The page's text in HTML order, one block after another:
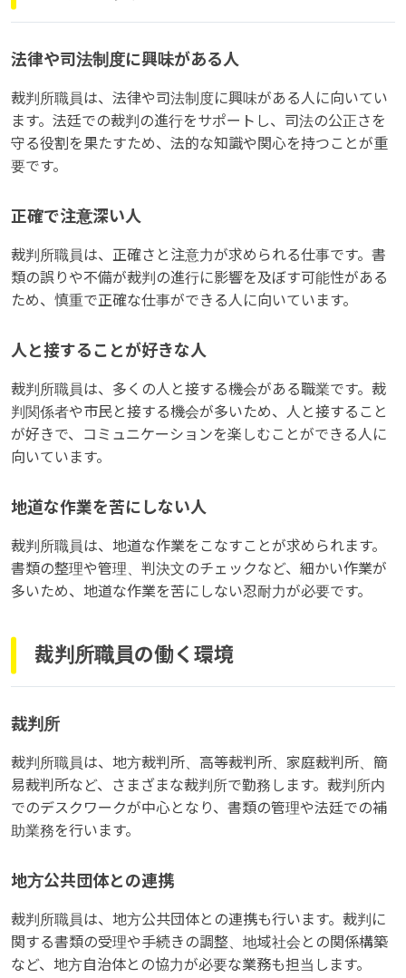
法律や司法制度に興味がある人
裁判所職員は、法律や司法制度に興味がある人に向いてい
ます。法廷での裁判の進行をサポートし、司法の公正さを
守る役割を果たすため、法的な知識や関心を持つことが重
要です。
正確で注意深い人
裁判所職員は、正確さと注意力が求められる仕事です。書
類の誤りや不備が裁判の進行に影響を及ぼす可能性がある
ため、慎重で正確な仕事ができる人に向いています。
人と接することが好きな人
裁判所職員は、多くの人と接する機会がある職業です。裁
判関係者や市民と接する機会が多いため、人と接すること
が好きで、コミュニケーションを楽しむことができる人に
向いています。
地道な作業を苦にしない人
裁判所職員は、地道な作業をこなすことが求められます。
書類の整理や管理、判決文のチェックなど、細かい作業が
多いため、地道な作業を苦にしない忍耐力が必要です。
裁判所職員の働く環境
裁判所
裁判所職員は、地方裁判所、高等裁判所、家庭裁判所、簡
易裁判所など、さまざまな裁判所で勤務します。裁判所内
でのデスクワークが中心となり、書類の管理や法廷での補
助業務を行います。
地方公共団体との連携
裁判所職員は、地方公共団体との連携も行います。裁判に
関する書類の受理や手続きの調整、地域社会との関係構築
など、地方自治体との協力が必要な業務も担当します。